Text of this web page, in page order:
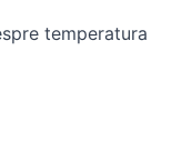
temperatura